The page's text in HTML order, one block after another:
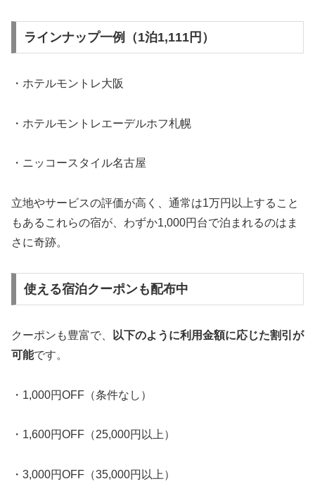
ラインナップ一例（1泊1,111円）
・ホテルモントレ大阪
・ホテルモントレエーデルホフ札幌
・ニッコースタイル名古屋
立地やサービスの評価が高く、通常は1万円以上すること
もあるこれらの宿が、わずか1,000円台で泊まれるのはま
さに奇跡。
使える宿泊クーポンも配布中
クーポンも豊富で、
以下のように利用金額に応じた割引が
可能です。
・1,000円OFF（条件なし）
・1,600円OFF（25,000円以上）
・3,000円OFF（35,000円以上）